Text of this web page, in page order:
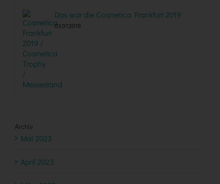
Das war die Cosmetica Frankfurt 2019
03.07.2019
Archiv
Mai 2023
April 2023